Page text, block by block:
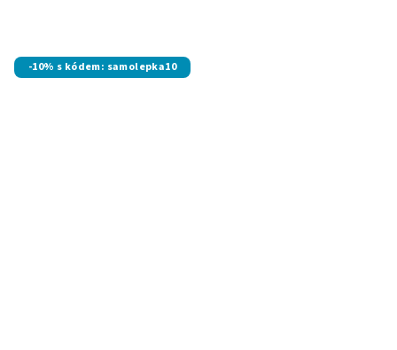
-10% s kódem: samolepka10